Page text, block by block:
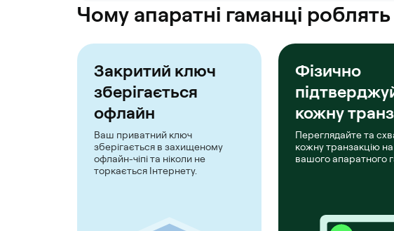
Чому апаратні гаманці
Закритий ключ
зберігається
офлайн
Ваш приватний ключ
зберігається в захищеному
офлайн-чіпі та ніколи не
торкається Інтернету.
Фізично
кожну
Переглядайте та
кожну транзакцію на
вашого апаратного